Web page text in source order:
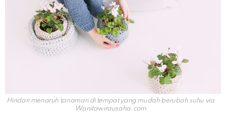
Hindari menaruh tanaman di tempat yang mudah berubah suhu via
Wanitawirausaha.com